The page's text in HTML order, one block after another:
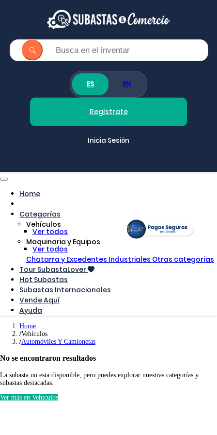
ES EN
Regístrate
Inicia Sesión
Home
Categorías
Vehículos
Ver todos
Maquinaria y Equipos
Ver todos
Chatarra y Excedentes Industriales Otras categorías
Tour SubastaLover
Hot Subastas
Subastas Internacionales
Vende Aquí
Ayuda
Home
Vehículos
Automóviles Y Camionetas
No se encontraron resultados
La subasta no esta disponible, pero puedes explorar nuestras categorías y
subastas destacadas.
Ver más en Vehículos